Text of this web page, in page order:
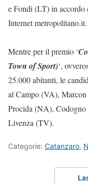
e Fondi (LT) in accordo
Internet metropolitano.it.
Mentre per il premio ‘
Town of Sport)‘,
25.000 abitanti, le
al Campo (VA),
Procida (NA),
Livenza (TV).
Categorie: Catanzaro,